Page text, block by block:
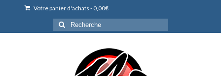
Votre panier d'achats - 0,00€
Rechercher
: